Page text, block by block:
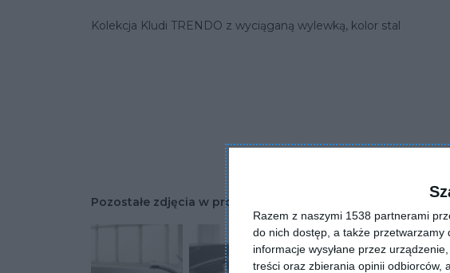
Razem z naszymi 1538 partnerami
do nich dostęp, a także
informacje wysyłane przez
treści oraz zbierania opinii odbiorców,
Kolekcja Kludi TRENDO z wyciąganą wylewką, kolor stal
Pozostałe zdjęcia w projekcie: KLUDI TRENDO - rodzaj